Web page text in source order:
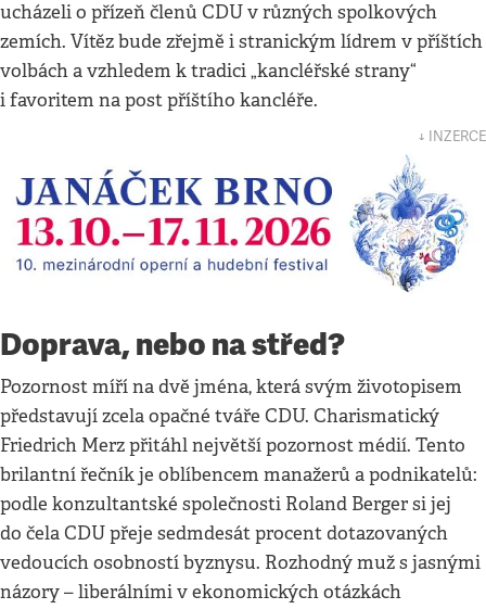
ucházeli o přízeň členů CDU v různých spolkových
zemích. Vítěz bude zřejmě i stranickým lídrem v příštích
volbách a vzhledem k tradici „kancléřské strany“
i favoritem na post příštího kancléře.
↓ INZERCE
Doprava, nebo na střed?
Pozornost míří na dvě jména, která svým životopisem
představují zcela opačné tváře CDU. Charismatický
Friedrich Merz přitáhl největší pozornost médií. Tento
brilantní řečník je oblíbencem manažerů a podnikatelů:
podle konzultantské společnosti Roland Berger si jej
do čela CDU přeje sedmdesát procent dotazovaných
vedoucích osobností byznysu. Rozhodný muž s jasnými
názory – liberálními v ekonomických otázkách